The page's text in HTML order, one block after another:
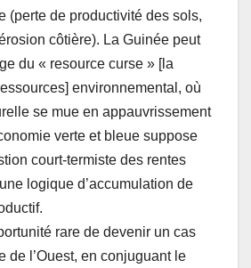
(perte de productivité des sols,
côtière). La Guinée peut
du « resource curse » [la
environnemental, où
se mue en appauvrissement
verte et bleue suppose
court-termiste des rentes
logique d’accumulation de
rare de devenir un cas
de l’Ouest, en conjuguant le